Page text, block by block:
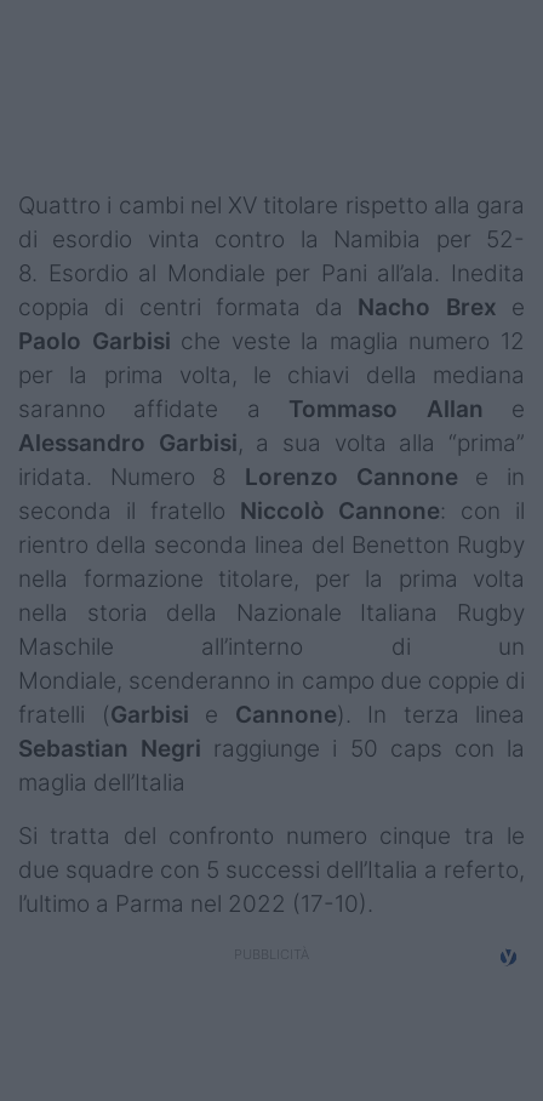
Quattro i cambi nel XV titolare rispetto alla gara
di esordio vinta contro la Namibia per 52-
8. Esordio al Mondiale per Pani all’ala. Inedita
coppia di centri formata da Nacho Brex e
Paolo Garbisi che veste la maglia numero 12
per la prima volta, le chiavi della mediana
saranno affidate a Tommaso Allan e
Alessandro Garbisi, a sua volta alla “prima”
iridata. Numero 8 Lorenzo Cannone e in
seconda il fratello Niccolò Cannone: con il
rientro della seconda linea del Benetton Rugby
nella formazione titolare, per la prima volta
nella storia della Nazionale Italiana Rugby
Maschile all’interno di un
Mondiale, scenderanno in campo due coppie di
fratelli (Garbisi e Cannone). In terza linea
Sebastian Negri raggiunge i 50 caps con la
maglia dell’Italia
Si tratta del confronto numero cinque tra le
due squadre con 5 successi dell’Italia a referto,
l’ultimo a Parma nel 2022 (17-10).